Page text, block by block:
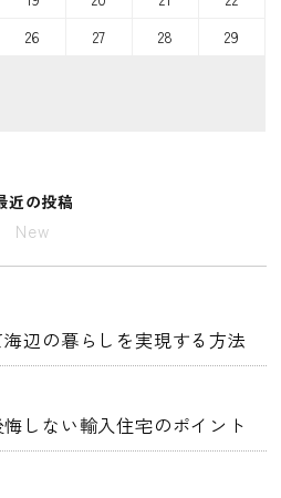
26 27 28
29
近の投稿
New
辺の暮らしを実現する方法
しない輸入住宅のポイント